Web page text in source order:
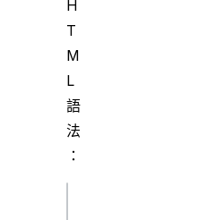
H
T
M
L
語
法
：